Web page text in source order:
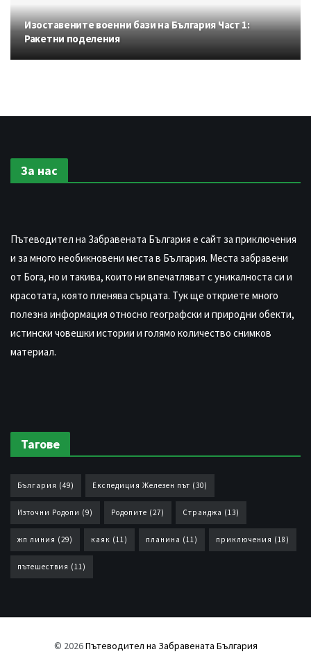
Изоставените военни бази на България Част 1:
Ракетни поделения
За нас
Пътеводител на Забравената България е сайт за приключения
и за много необикновени места в България. Места забравени
от Бога, но и такива, които ни впечатляват с уникалноста си и
красотата, която пленява сърцата. Тук ще откриете много
полезна информация относно географски и природни обекти,
истински човешки истории и голямо количество снимков
материал.
Тагове
България (49) Експедиция Железен път (30)
Източни Родопи (9) Родопите (27) Странджа (13)
жп линия (29) каяк (11) планина (11) приключения (18)
пътешествия (11)
© 2026Пътеводител на Забравената България